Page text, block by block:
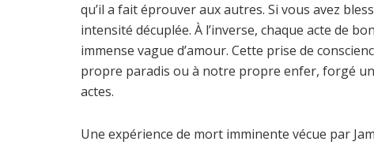
qu’il a fait éprouver aux autres. Si vous avez
intensité décuplée. À l’inverse, chaque acte de
immense vague d’amour. Cette prise de
propre paradis ou à notre propre enfer, forgé
actes.
Une expérience de mort imminente vécue par